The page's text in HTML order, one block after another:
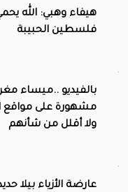
هيفاء وهبي: الله
فلسطين الحبيبة
بالفيديو ..ميساء
مشهورة على مواقع
ولا أقلل من شأنهم
عارضة الأزياء بيلا